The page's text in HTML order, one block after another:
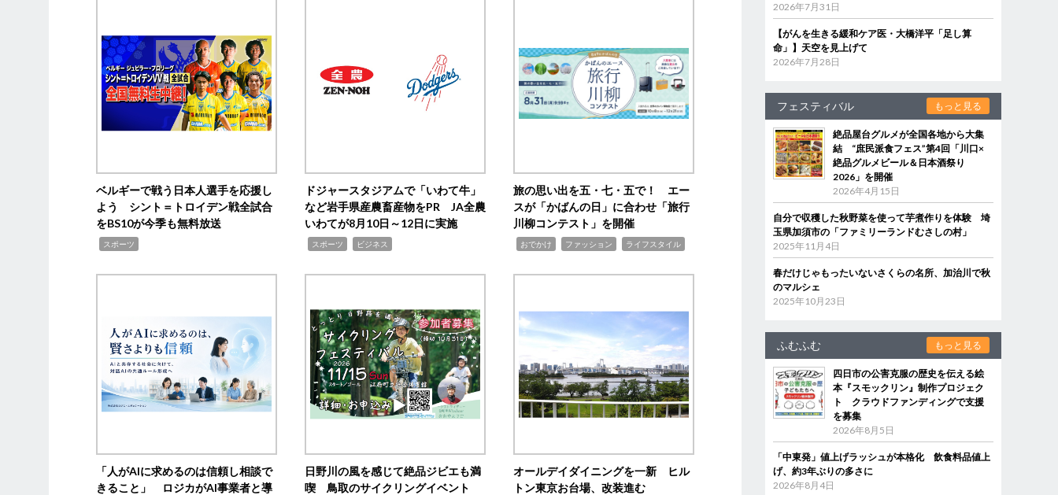
ベルギーで戦う日本人選手を応援し
よう シント＝トロイデン戦全試合
をBS10が今季も無料放送
スポーツ
ドジャースタジアムで「いわて牛」
など岩手県産農畜産物をPR JA全農
いわてが8月10日～12日に実施
スポーツ ビジネス
旅の思い出を五・七・五で！ エー
スが「かばんの日」に合わせ「旅行
川柳コンテスト」を開催
おでかけ ファッション ライフスタイル
「人がAIに求めるのは信頼し相談で
きること」 ロジカがAI事業者と導
日野川の風を感じて絶品ジビエも満
喫 鳥取のサイクリングイベント
オールデイダイニングを一新 ヒル
トン東京お台場、改装進む
2026年7月31日
【がんを生きる緩和ケア医・大橋洋平「足し算
命」】天空を見上げて
2026年7月28日
フェスティバル もっと見る
絶品屋台グルメが全国各地から大集
結 “庶民派食フェス”第4回「川口×
絶品グルメビール＆日本酒祭り
2026」を開催
2026年4月15日
自分で収穫した秋野菜を使って芋煮作りを体験 埼
玉県加須市の「ファミリーランドむさしの村」
2025年11月4日
春だけじゃもったいないさくらの名所、加治川で秋
のマルシェ
2025年10月23日
ふむふむ もっと見る
四日市の公害克服の歴史を伝える絵
本『スモックリン』制作プロジェク
ト クラウドファンディングで支援
を募集
2026年8月5日
「中東発」値上げラッシュが本格化 飲食料品値上
げ、約3年ぶりの多さに
2026年8月4日